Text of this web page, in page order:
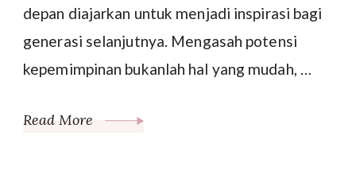
depan diajarkan untuk menjadi inspirasi bagi
generasi selanjutnya. Mengasah potensi
kepemimpinan bukanlah hal yang mudah, …
Read More